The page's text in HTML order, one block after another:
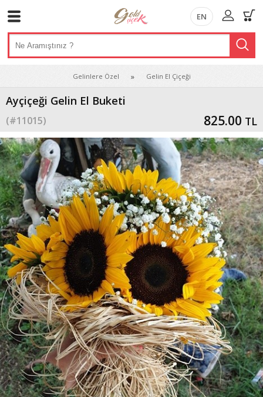
EN
Gelinlere Özel Gelin El Çiçeği
Ayçiçeği Gelin El Buketi
(#11015) 825.00 TL